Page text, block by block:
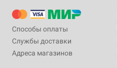
Способы оплаты
Службы доставки
Адреса магазинов